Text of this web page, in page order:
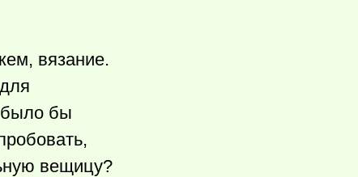
вязание.
было бы
вещицу?